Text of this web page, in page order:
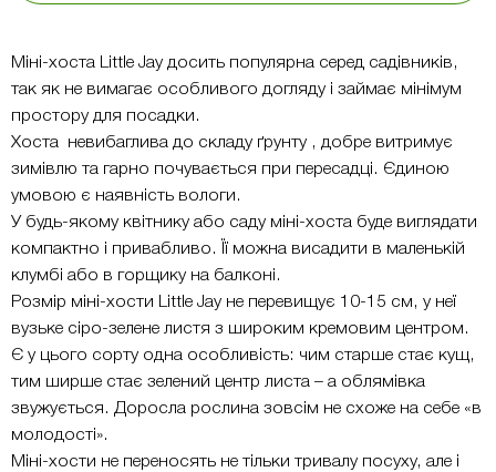
Міні-хоста Little Jay досить популярна серед садівників,
так як не вимагає особливого догляду і займає мінімум
простору для посадки.
Хоста невибаглива до складу ґрунту , добре витримує
зимівлю та гарно почувається при пересадці. Єдиною
умовою є наявність вологи.
У будь-якому квітнику або саду міні-хоста буде виглядати
компактно і привабливо. Її можна висадити в маленькій
клумбі або в горщику на балконі.
Розмір міні-хости Little Jay не перевищує 10-15 см, у неї
вузьке сіро-зелене листя з широким кремовим центром.
Є у цього сорту одна особливість: чим старше стає кущ,
тим ширше стає зелений центр листа – а облямівка
звужується. Доросла рослина зовсім не схоже на себе «в
молодості».
Міні-хости не переносять не тільки тривалу посуху, але і